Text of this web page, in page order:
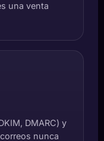
una venta
DMARC) y
nunca